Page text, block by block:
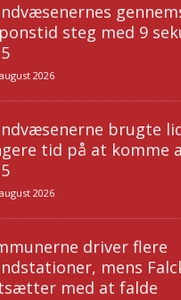
steg med 9
2026
brugte
tid på at komme
2026
driver flere
mens
med at falde